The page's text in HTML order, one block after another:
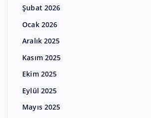
Şubat 2026
Ocak 2026
Aralık 2025
Kasım 2025
Ekim 2025
Eylül 2025
Mayıs 2025